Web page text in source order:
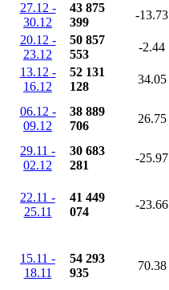
27.12 -
30.12
43 875
399
-13.73
20.12 -
23.12
50 857
553
-2.44
13.12 -
16.12
52 131
128
34.05
06.12 -
09.12
38 889
706
26.75
29.11 -
02.12
30 683
281
-25.97
22.11 -
25.11
41 449
074
-23.66
15.11 -
18.11
54 293
935
70.38